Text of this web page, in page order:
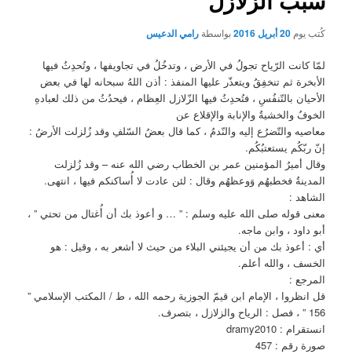
كُتب يوم20 أبريل 2016 بواسطةرامي الدعيس
لمّا كانت الرّياح تجولُ في الأرض ، وتدخُلُ في تجاويفها ، وتُحدِثُ فيها
الأبخرة ثم تنخفِقُ ويتعذّر عليها المنفذ : أذن اللهُ سبحانه لها في بعض
الأحيان بالتّنفُسِ ، فتُحدِثُ فيها الزّلازل العِظام ، فيحدُثُ من ذلك لعبادهِ
الخوفُ والخشيةُ والإنابة والإقلاع عن
معاصيه والتّضرُع إليه والنّدمُ ، كما قال بعضُ السّلفِ وقد زُلزلت الأرضُ :
إنّ ربّكُم يستعتبُكُم.
وقال أميرُ المؤمنين عمر بن الخطاب رضي الله عنه – وقد زُلزلت
المدينةُ فخطبهُم وَوعظهُم وقال : لئن عادت لا أُساكنكم فيها ، انتهى.
الشاهد :
معنى قوله صلى الله عليه وسلم : ” … و أعوذ بك أن أُغتال من تحتي ” ،
أبو داود ، وابن ماجه.
أي : أعوذ بك من أن يجيئني البلاء من حيث لا أشعر به ، وقيل : هو
الخسف ، والله أعلم.
المرجع :
قل انظروا ، الإمام ابن قيمّ الجوزية رحمه الله ، ط / المكتب الإسلامي ”
156 ” ، فصل : الرياح والزلازل ، بتصرف.
انستقرام : dramy2010
صورة رقم : 457